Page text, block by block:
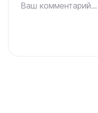
Ваш комментарий...